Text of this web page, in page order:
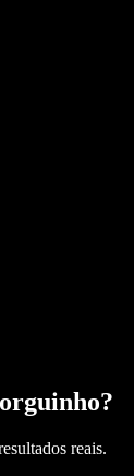
?
reais.